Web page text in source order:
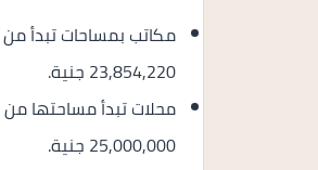
23,854,220 جنية.
25,000,000 جنية.